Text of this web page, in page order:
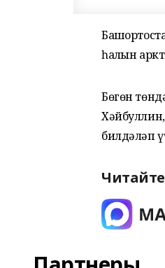
һалҡын
Бөгөн
билдәләп